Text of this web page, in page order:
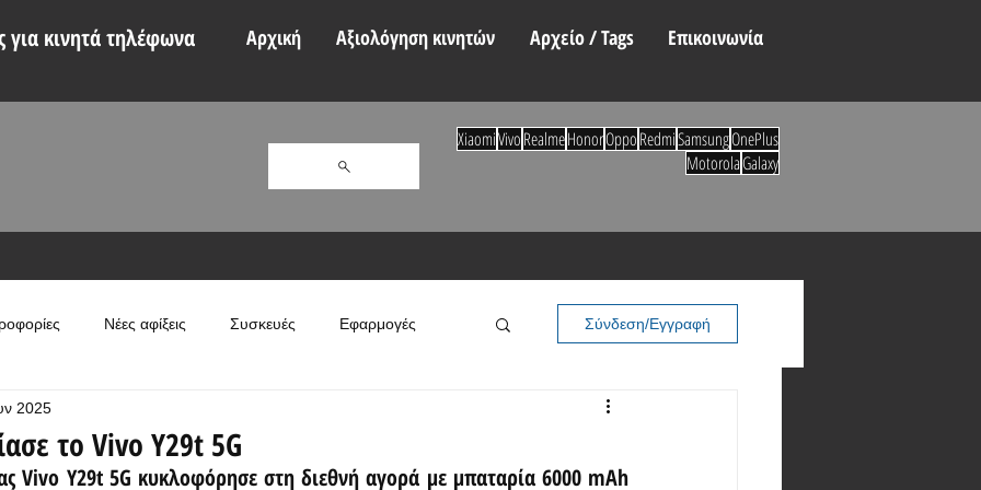
για κινητά τηλέφωνα Αρχική Αξιολόγηση κινητών Αρχείο / Tags Επικοινωνία
Νέες αφίξεις Συσκευές Εφαρμογές Σύνδεση/Εγγραφή
το Vivo Y29t 5G
2025
Vivo Y29t 5G κυκλοφόρησε στη διεθνή αγορά με μπαταρία 6000 mAh
XiaomiVivoRealmeHonorOppoRedmiSamsungOnePlus
MotorolaGalaxy